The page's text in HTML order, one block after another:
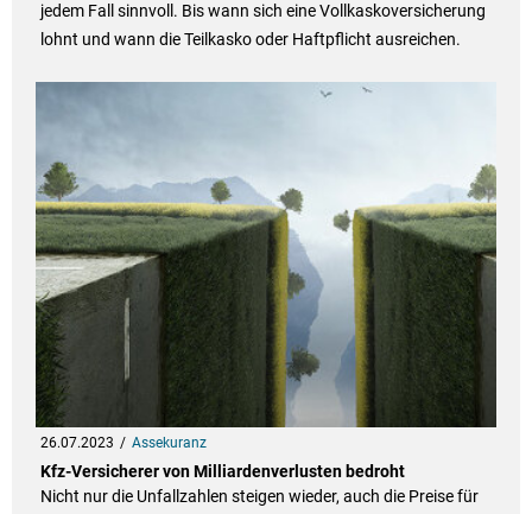
jedem Fall sinnvoll. Bis wann sich eine Vollkaskoversicherung
lohnt und wann die Teilkasko oder Haftpflicht ausreichen.
26.07.2023 Assekuranz
Kfz-Versicherer von Milliardenverlusten bedroht
Nicht nur die Unfallzahlen steigen wieder, auch die Preise für